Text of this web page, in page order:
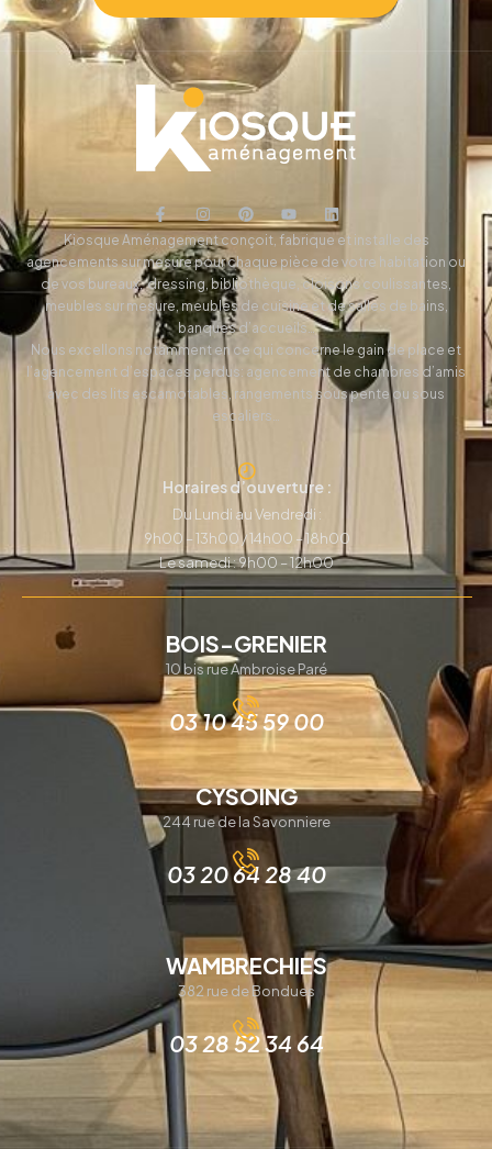
Kiosque Aménagement conçoit, fabrique et installe des
agencements sur mesure pour chaque pièce de votre habitation ou
de vos bureaux, dressing, bibliothèque, cloisons coulissantes,
meubles sur mesure, meubles de cuisine et de salles de bains,
banques d’accueils…
Nous excellons notamment en ce qui concerne le gain de place et
l’agencement d’espaces perdus: agencement de chambres d’amis
avec des lits escamotables, rangements sous pente ou sous
escaliers…
Horaires d’ouverture :
Du Lundi au Vendredi :
9h00 – 13h00 / 14h00 – 18h00
Le samedi : 9h00 – 12h00
BOIS-GRENIER
10 bis rue Ambroise Paré
03 10 45 59 00
CYSOING
244 rue de la Savonniere
03 20 64 28 40
WAMBRECHIES
382 rue de Bondues
03 28 52 34 64